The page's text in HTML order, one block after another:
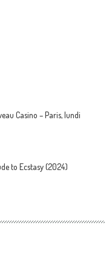
Casino – Paris, lundi
to Ecstasy (2024)